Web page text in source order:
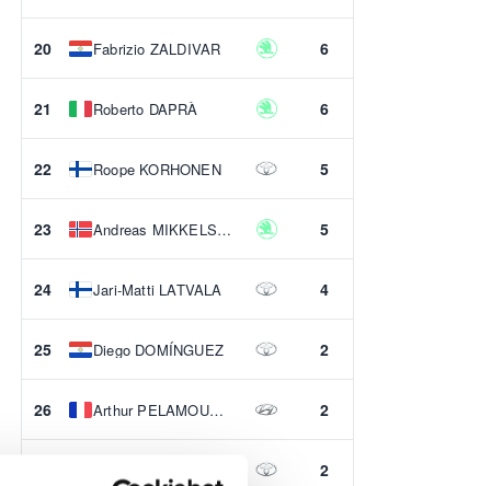
20 Fabrizio ZALDIVAR 6
21 Roberto DAPRÀ 6
22 Roope KORHONEN 5
23 Andreas MIKKELSEN 5
24 Jari-Matti LATVALA 4
25 Diego DOMÍNGUEZ 2
26 Arthur PELAMOURGUES 2
2